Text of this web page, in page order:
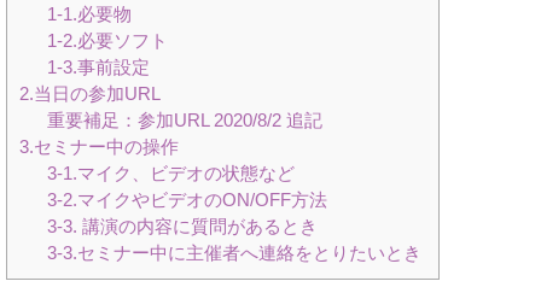
1-1.必要物
1-2.必要ソフト
1-3.事前設定
2.当日の参加URL
重要補足：参加URL 2020/8/2 追記
3.セミナー中の操作
3-1.マイク、ビデオの状態など
3-2.マイクやビデオのON/OFF方法
3-3. 講演の内容に質問があるとき
3-3.セミナー中に主催者へ連絡をとりたいとき